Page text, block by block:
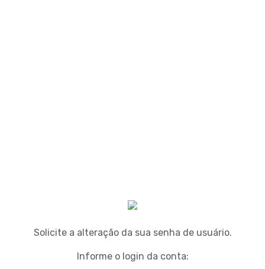
Solicite a alteração da sua senha de usuário.
Informe o login da conta: